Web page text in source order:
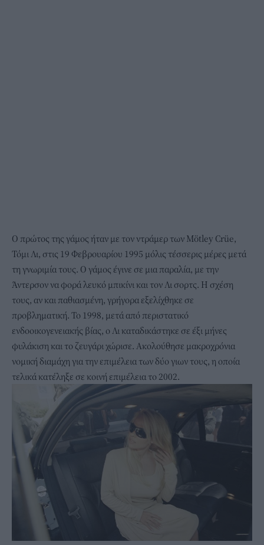
Ο πρώτος της γάμος ήταν με τον ντράμερ των Mötley Crüe,
Τόμι Λι, στις 19 Φεβρουαρίου 1995 μόλις τέσσερις μέρες μετά
τη γνωριμία τους. Ο γάμος έγινε σε μια παραλία, με την
Άντερσον να φορά λευκό μπικίνι και τον Λι σορτς. Η σχέση
τους, αν και παθιασμένη, γρήγορα εξελίχθηκε σε
προβληματική. Το 1998, μετά από περιστατικό
ενδοοικογενειακής βίας, ο Λι καταδικάστηκε σε έξι μήνες
φυλάκιση και το ζευγάρι χώρισε. Ακολούθησε μακροχρόνια
νομική διαμάχη για την επιμέλεια των δύο γιων τους, η οποία
τελικά κατέληξε σε κοινή επιμέλεια το 2002.